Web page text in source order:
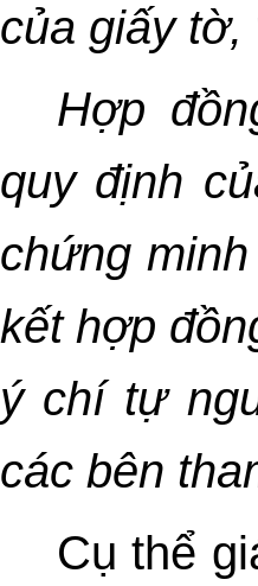
của giấy tờ,
Hợp
quy định
chứng
kết hợp
ý chí tự
các bên
Cụ thể